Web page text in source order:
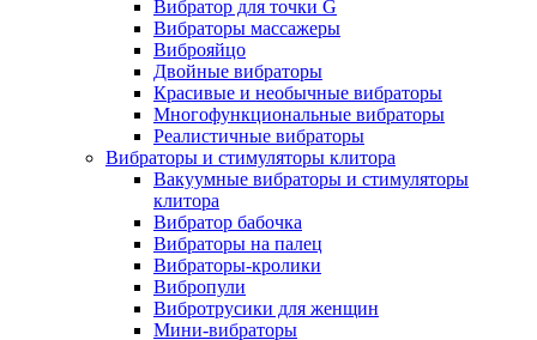
Вибратор для точки G
Вибраторы массажеры
Виброяйцо
Двойные вибраторы
Красивые и необычные вибраторы
Многофункциональные вибраторы
Реалистичные вибраторы
Вибраторы и стимуляторы клитора
Вакуумные вибраторы и стимуляторы
клитора
Вибратор бабочка
Вибраторы на палец
Вибраторы-кролики
Вибропули
Вибротрусики для женщин
Мини-вибраторы